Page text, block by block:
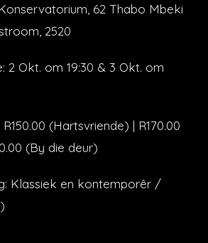
62 Thabo Mbeki
2520
2 Okt. om 19:30 & 3 Okt. om
(Hartsvriende) | R170.00
(By die deur)
Klassiek en kontemporêr /